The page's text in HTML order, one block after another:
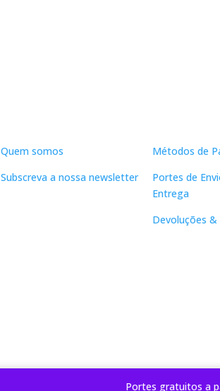
Portes gratuitos a
Quem somos
Subscreva a nossa newsletter
Métodos de
Portes de
Entrega
Devoluções &